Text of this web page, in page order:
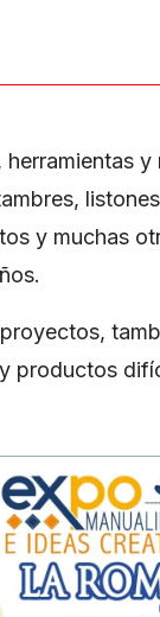
y muchas
y productos